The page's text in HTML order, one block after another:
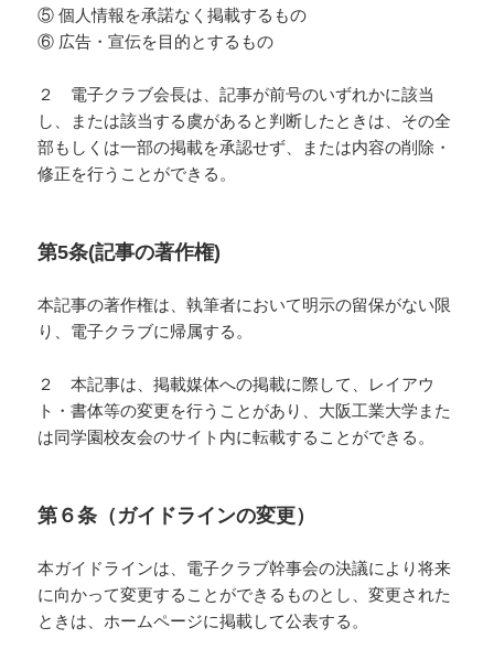
⑤ 個人情報を承諾なく掲載するもの
⑥ 広告・宣伝を目的とするもの
２ 電子クラブ会長は、記事が前号のいずれかに該当
し、または該当する虞があると判断したときは、その全
部もしくは一部の掲載を承認せず、または内容の削除・
修正を行うことができる。
第5条(記事の著作権)
本記事の著作権は、執筆者において明示の留保がない限
り、電子クラブに帰属する。
２ 本記事は、掲載媒体への掲載に際して、レイアウ
ト・書体等の変更を行うことがあり、大阪工業大学また
は同学園校友会のサイト内に転載することができる。
第６条（ガイドラインの変更）
本ガイドラインは、電子クラブ幹事会の決議により将来
に向かって変更することができるものとし、変更された
ときは、ホームページに掲載して公表する。